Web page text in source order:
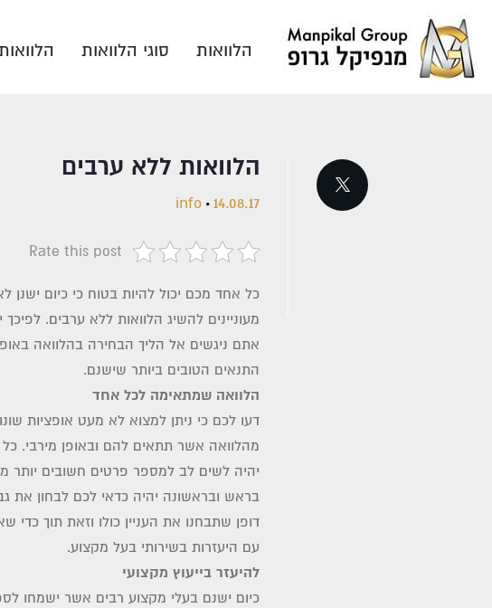
הלוואות סוגי הלוואות
הלוואות ללא ערבים
info 14.08.17
Rate this post
כל אחד מכם יכול להיות בטוח כי כיום ישנן
מעוניינים להשיג הלוואות ללא ערבים.
אתם ניגשים אל הליך הבחירה בהלוואה
התנאים הטובים ביותר שישנם.
הלוואה שמתאימה לכל אחד
דעו לכם כי ניתן למצוא לא מעט אופציות
מהלוואה אשר תתאים להם ובאופן מירבי.
יהיה לשים לב למספר פרטים חשובים יותר
בראש ובראשונה יהיה כדאי לכם לבחון את
דופן שתבחנו את העניין כולו וזאת תוך
עם היעזרות בשירותי בעל מקצוע.
להיעזר בייעוץ מקצועי
כיום ישנם בעלי מקצוע רבים אשר ישמחו